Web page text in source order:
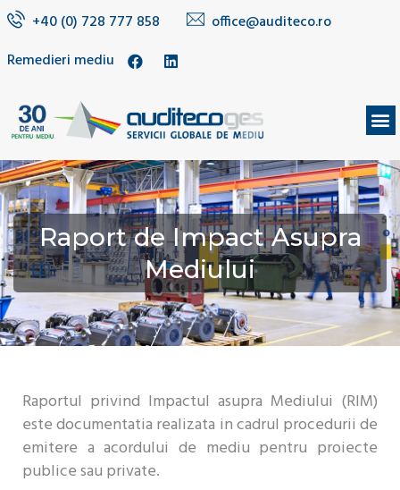
+40 (0) 728 777 858
office@auditeco.ro
Remedieri mediu
Raport de Impact Asupra
Mediului
Raportul privind Impactul asupra Mediului (RIM)
este documentatia realizata in cadrul procedurii de
emitere a acordului de mediu pentru proiecte
publice sau private.